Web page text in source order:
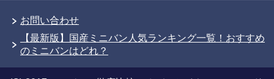
お問い合わせ
【最新版】国産ミニバン人気ランキング一覧！おすすめ
のミニバンはどれ？